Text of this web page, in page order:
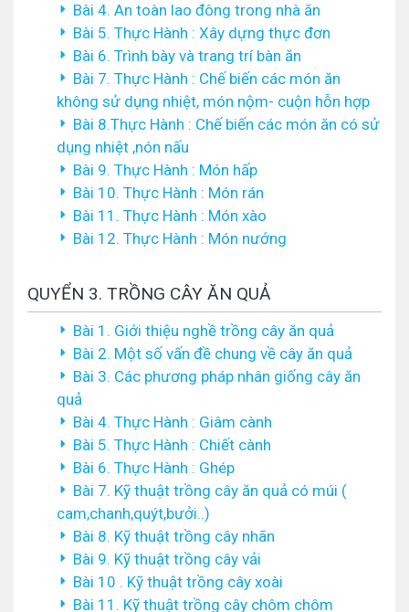
Bài 4. An toàn lao đông trong nhà ăn
Bài 5. Thực Hành : Xây dựng thực đơn
Bài 6. Trình bày và trang trí bàn ăn
Bài 7. Thực Hành : Chế biến các món ăn
không sử dụng nhiệt, món nộm- cuộn hỗn hợp
Bài 8.Thực Hành : Chế biến các món ăn có sử
dụng nhiệt ,nón nấu
Bài 9. Thực Hành : Món hấp
Bài 10. Thực Hành : Món rán
Bài 11. Thực Hành : Món xào
Bài 12. Thực Hành : Món nướng
QUYỂN 3. TRỒNG CÂY ĂN QUẢ
Bài 1. Giới thiệu nghề trồng cây ăn quả
Bài 2. Một số vấn đề chung về cây ăn quả
Bài 3. Các phương pháp nhân giống cây ăn
quả
Bài 4. Thực Hành : Giâm cành
Bài 5. Thực Hành : Chiết cành
Bài 6. Thực Hành : Ghép
Bài 7. Kỹ thuật trồng cây ăn quả có múi (
cam,chanh,quýt,bưởi..)
Bài 8. Kỹ thuật trồng cây nhãn
Bài 9. Kỹ thuật trồng cây vải
Bài 10 . Kỹ thuật trồng cây xoài
Bài 11. Kỹ thuật trồng cây chôm chôm